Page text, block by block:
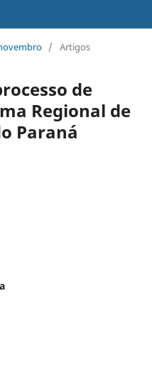
/ Artigos
de
Regional de
Paraná